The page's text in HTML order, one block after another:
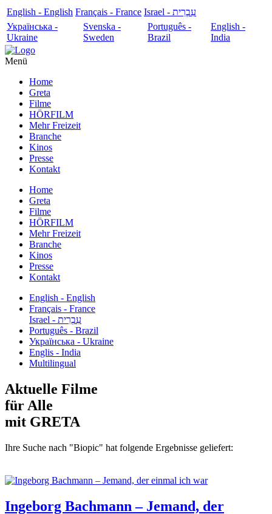
English - English Français - France
עִבְרִית - Israel
Українська -
Ukraine
Svenska -
Sweden
Português -
Brazil
English -
India
Menü
Home
Greta
Filme
HÖRFILM
Mehr Freizeit
Branche
Kinos
Presse
Kontakt
Home
Greta
Filme
HÖRFILM
Mehr Freizeit
Branche
Kinos
Presse
Kontakt
English - English
Français - France
עִבְרִית - Israel
Português - Brazil
Українська - Ukraine
Englis - India
Multilingual
Aktuelle Filme
für Alle
mit GRETA
Ihre Suche nach "Biopic" hat folgende Ergebnisse geliefert:
Ingeborg Bachmann – Jemand, der